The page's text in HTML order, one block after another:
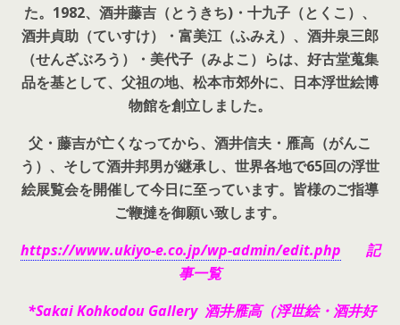
た。 1982、酒井藤吉（とうきち)・十九子（とくこ）、
酒井貞助（ていすけ）・富美江（ふみえ）、酒井泉三郎
（せんざぶろう）・美代子（みよこ）らは、好古堂蒐集
品を基として、父祖の地、松本市郊外に、日本浮世絵博
物館を創立しました。
父・藤吉が亡くなってから、酒井信夫・雁高（がんこ
う）、そして酒井邦男が継承し、世界各地で65回の浮世
絵展覧会を開催して今日に至っています。皆様のご指導
ご鞭撻を御願い致します。
https://www.ukiyo-e.co.jp/wp-admin/edit.php 記
事一覧
*Sakai Kohkodou Gallery 酒井雁高（浮世絵・酒井好